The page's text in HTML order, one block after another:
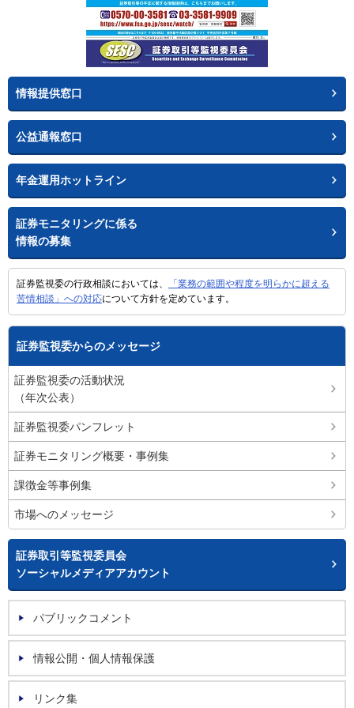
情報提供窓口
公益通報窓口
年金運用ホットライン
証券モニタリングに係る
情報の募集
証券監視委の行政相談においては、
「業務の範囲や程度を明らかに超える
苦情相談」への対応について方針を定めています。
証券監視委からのメッセージ
証券監視委の活動状況
（年次公表）
証券監視委パンフレット
証券モニタリング概要・事例集
課徴金等事例集
市場へのメッセージ
証券取引等監視委員会
ソーシャルメディアアカウント
パブリックコメント
情報公開・個人情報保護
リンク集